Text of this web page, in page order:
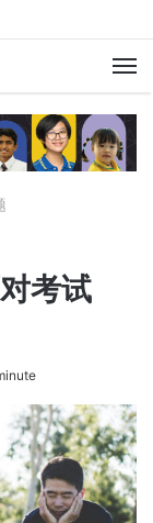
考试